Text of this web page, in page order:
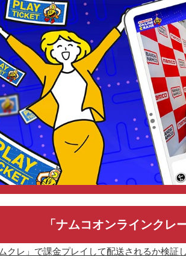
「ナムコオンラインク
クレ」で課金プレイして配送されるか検証